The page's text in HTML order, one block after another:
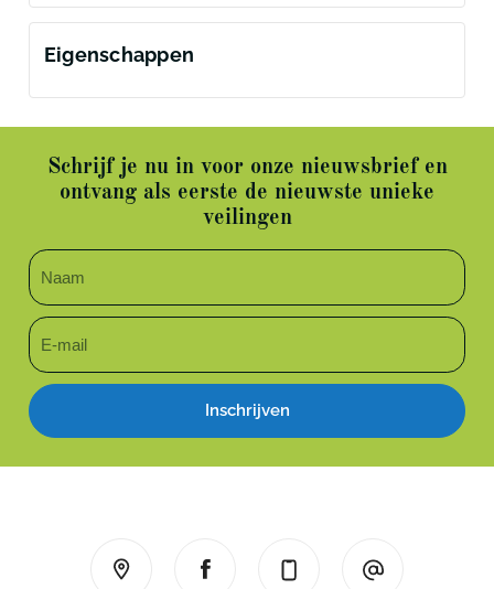
Eigenschappen
Schrijf je nu in voor onze nieuwsbrief en
ontvang als eerste de nieuwste unieke
veilingen
Inschrijven